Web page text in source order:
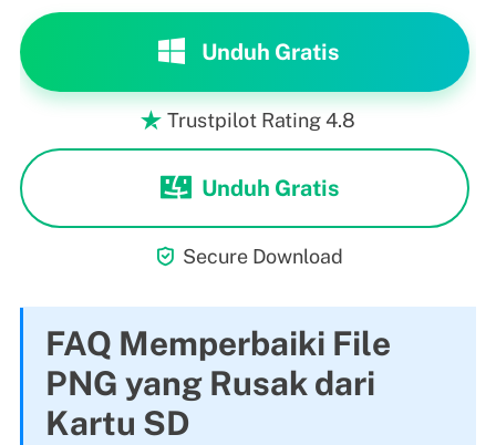
Unduh Gratis
 Trustpilot Rating 4.8
Unduh Gratis
 Secure Download
FAQ Memperbaiki File
PNG yang Rusak dari
Kartu SD